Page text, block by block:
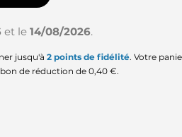
et le 14/08/2026.
jusqu'à 2 points de fidélité. Votre
de réduction de0,40 €.